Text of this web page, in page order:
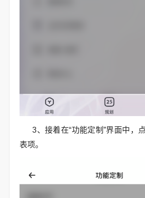
3、接着在“功能定制”界面中，点
表项。